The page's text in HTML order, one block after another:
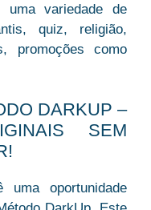
uma variedade de
quiz, religião,
promoções como
DARKUP –
SEM
uma oportunidade